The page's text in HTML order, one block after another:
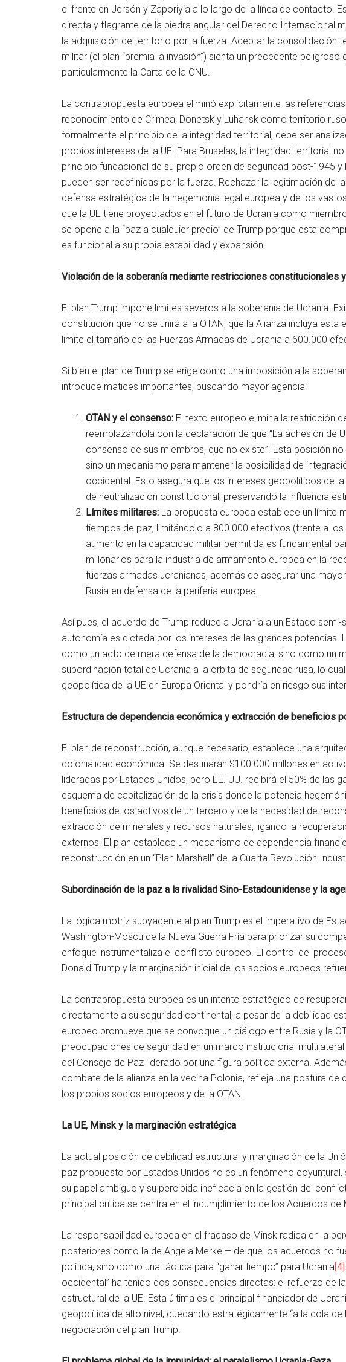
el frente en Jersón y Zaporiyia a lo largo de la línea de contacto.
directa y flagrante de la piedra angular del Derecho Internacional
la adquisición de territorio por la fuerza. Aceptar la consolidación
militar (el plan “premia la invasión”) sienta un precedente
particularmente la Carta de la ONU.
La contrapropuesta europea eliminó explícitamente las
reconocimiento de Crimea, Donetsk y Luhansk como territorio ruso
formalmente el principio de la integridad territorial, debe ser
propios intereses de la UE. Para Bruselas, la integridad territorial
principio fundacional de su propio orden de seguridad post-1945
pueden ser redefinidas por la fuerza. Rechazar la legitimación de
defensa estratégica de la hegemonía legal europea y de los
que la UE tiene proyectados en el futuro de Ucrania como
se opone a la “paz a cualquier precio” de Trump porque esta
es funcional a su propia estabilidad y expansión.
Violación de la soberanía mediante restricciones constitucionales
El plan Trump impone límites severos a la soberanía de Ucrania.
constitución que no se unirá a la OTAN, que la Alianza incluya esta
limite el tamaño de las Fuerzas Armadas de Ucrania a 600.000
Si bien el plan de Trump se erige como una imposición a la
introduce matices importantes, buscando mayor agencia:
OTAN y el consenso: El texto europeo elimina la restricción
reemplazándola con la declaración de que “La adhesión de
consenso de sus miembros, que no existe”. Esta posición
sino un mecanismo para mantener la posibilidad de
occidental. Esto asegura que los intereses geopolíticos de
de neutralización constitucional, preservando la influencia
Límites militares: La propuesta europea establece un límite
tiempos de paz, limitándolo a 800.000 efectivos (frente a
aumento en la capacidad militar permitida es fundamental
millonarios para la industria de armamento europea en la
fuerzas armadas ucranianas, además de asegurar una
Rusia en defensa de la periferia europea.
Así pues, el acuerdo de Trump reduce a Ucrania a un Estado
autonomía es dictada por los intereses de las grandes potencias.
como un acto de mera defensa de la democracia, sino como un
subordinación total de Ucrania a la órbita de seguridad rusa, lo
geopolítica de la UE en Europa Oriental y pondría en riesgo sus
Estructura de dependencia económica y extracción de beneficios
El plan de reconstrucción, aunque necesario, establece una
colonialidad económica. Se destinarán $100.000 millones en
lideradas por Estados Unidos, pero EE. UU. recibirá el 50% de las
esquema de capitalización de la crisis donde la potencia
beneficios de los activos de un tercero y de la necesidad de
extracción de minerales y recursos naturales, ligando la
externos. El plan establece un mecanismo de dependencia
reconstrucción en un “Plan Marshall” de la Cuarta Revolución
Subordinación de la paz a la rivalidad Sino-Estadounidense y la
La lógica motriz subyacente al plan Trump es el imperativo de
Washington-Moscú de la Nueva Guerra Fría para priorizar su
enfoque instrumentaliza el conflicto europeo. El control del
Donald Trump y la marginación inicial de los socios europeos
La contrapropuesta europea es un intento estratégico de
directamente a su seguridad continental, a pesar de la debilidad
europeo promueve que se convoque un diálogo entre Rusia y la
preocupaciones de seguridad en un marco institucional
del Consejo de Paz liderado por una figura política externa.
combate de la alianza en la vecina Polonia, refleja una postura
los propios socios europeos y de la OTAN.
La UE, Minsk y la marginación estratégica
La actual posición de debilidad estructural y marginación de la
paz propuesto por Estados Unidos no es un fenómeno
su papel ambiguo y su percibida ineficacia en la gestión del
principal crítica se centra en el incumplimiento de los Acuerdos de
La responsabilidad europea en el fracaso de Minsk radica en la
posteriores como la de Angela Merkel— de que los acuerdos no
política, sino como una táctica para “ganar tiempo” para Ucrania[4]
occidental” ha tenido dos consecuencias directas: el refuerzo de
estructural de la UE. Esta última es el principal financiador de
geopolítica de alto nivel, quedando estratégicamente “a la cola de
negociación del plan Trump.